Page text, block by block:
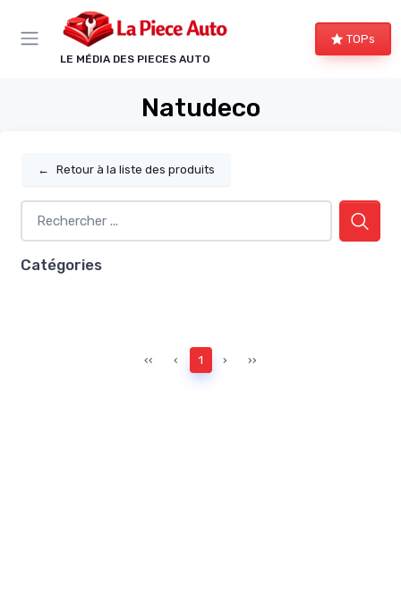
LE MÉDIA DES PIECES AUTO
TOPs
Natudeco
← Retour à la liste des produits
Catégories
‹‹ ‹ 1 › ››
Panneau de gestion des cookies